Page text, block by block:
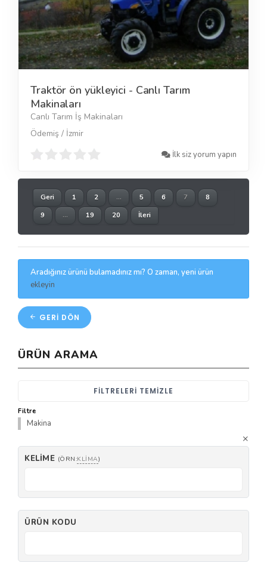
Traktör ön yükleyici - Canlı Tarım
Makinaları
Canlı Tarım İş Makinaları
Ödemiş / İzmir
İlk siz yorum yapın
Geri 1 2 ... 5 6 7
8
9
... 19 20 İleri
Aradığınız ürünü bulamadınız mı? O zaman, yeni ürün
ekleyin
GERI DÖN
ÜRÜN ARAMA
FILTRELERI TEMIZLE
Filtre
Makina
KELIME (ÖRN:KLIMA)
ÜRÜN KODU